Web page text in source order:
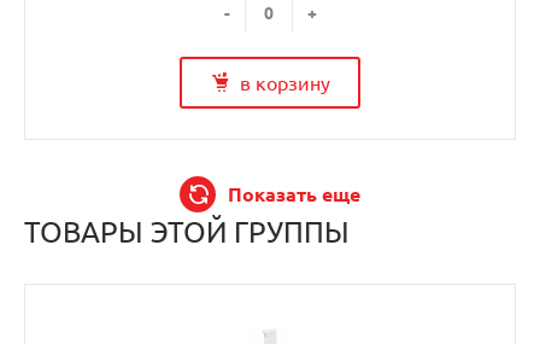
- +
в корзину
Показать еще
ТОВАРЫ ЭТОЙ ГРУППЫ